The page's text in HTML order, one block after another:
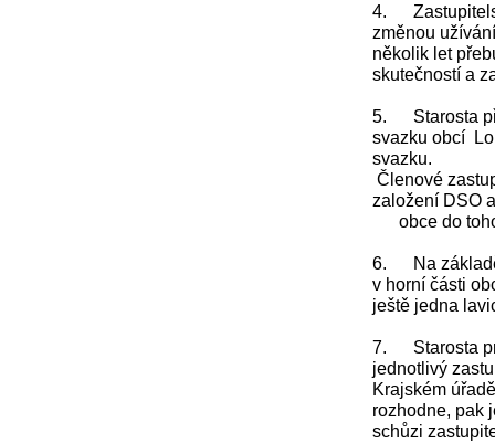
4.
změnou
několik let
skutečností a
5. Starosta
svazku obcí
svazku.
Členové
založení DSO
obce do
6. Na základě
v horní části
ještě jedna
7. Starosta
jednotlivý
Krajském
rozhodne, pak
schůzi